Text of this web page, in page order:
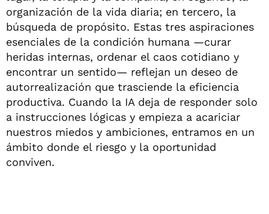
organización de la vida diaria; en tercero, la
búsqueda de propósito. Estas tres aspiraciones
esenciales de la condición humana —curar
heridas internas, ordenar el caos cotidiano y
encontrar un sentido— reflejan un deseo de
autorrealización que trasciende la eficiencia
productiva. Cuando la IA deja de responder solo
a instrucciones lógicas y empieza a acariciar
nuestros miedos y ambiciones, entramos en un
ámbito donde el riesgo y la oportunidad
conviven.